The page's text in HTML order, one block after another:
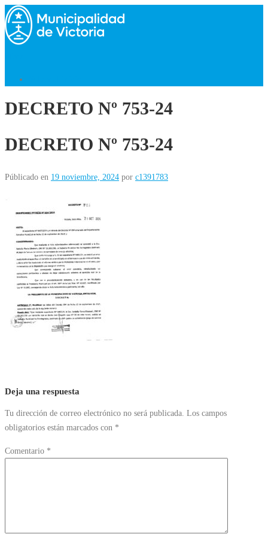
Saltar
al
contenido
DECRETO Nº 753-24
DECRETO Nº 753-24
Públicado en 19 noviembre, 2024 por c1391783
Deja una respuesta
Tu dirección de correo electrónico no será publicada. Los campos
obligatorios están marcados con *
Comentario *